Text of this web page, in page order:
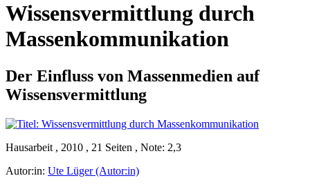
Wissensvermittlung durch
Massenkommunikation
Der Einfluss von Massenmedien auf
Wissensvermittlung
Hausarbeit , 2010 , 21 Seiten , Note: 2,3
Autor:in: Ute Lüger (Autor:in)